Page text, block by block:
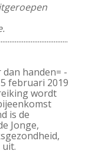
handen= -
februari 2019
wordt
is de
Jonge,